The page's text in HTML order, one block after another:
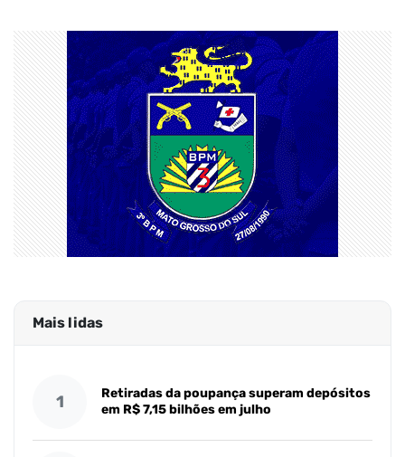
Mais lidas
1
Retiradas da poupança superam depósitos
em R$ 7,15 bilhões em julho